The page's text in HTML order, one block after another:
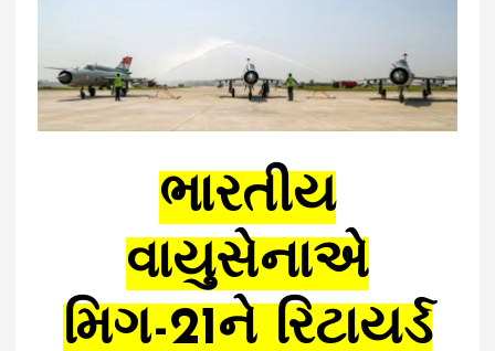
ભારતીય
વાયુસેનાએ
મિગ-21ને રિટાયર્ડ